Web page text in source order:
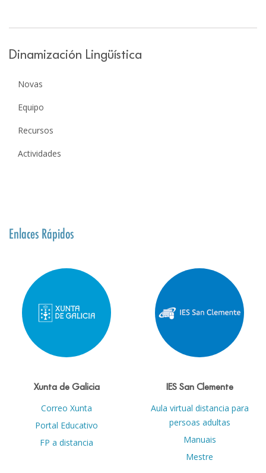
Dinamización Lingüística
Novas
Equipo
Recursos
Actividades
Enlaces Rápidos
Xunta de Galicia
Correo Xunta
Portal Educativo
FP a distancia
IES San Clemente
Aula virtual distancia para
persoas adultas
Manuais
Mestre